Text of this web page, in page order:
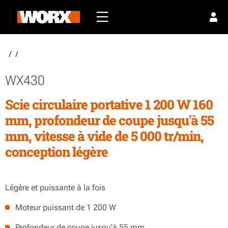
/ /
WX430
Scie circulaire portative 1 200 W 160
mm, profondeur de coupe jusqu'à 55
mm, vitesse à vide de 5 000 tr/min,
conception légère
Légère et puissante à la fois
Moteur puissant de 1 200 W